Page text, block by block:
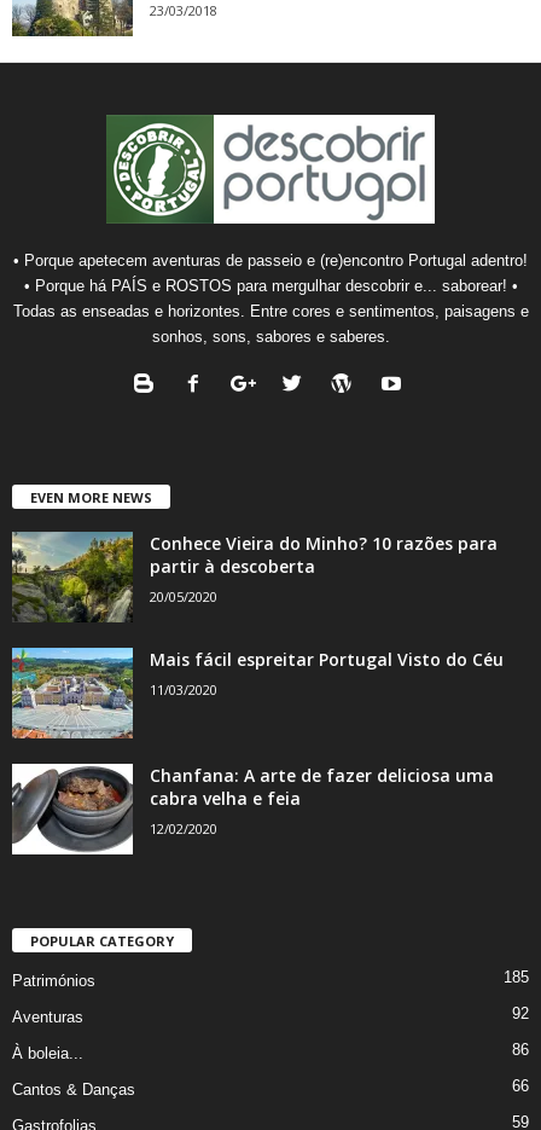
23/03/2018
• Porque apetecem aventuras de passeio e (re)encontro Portugal adentro!
• Porque há PAÍS e ROSTOS para mergulhar descobrir e... saborear! •
Todas as enseadas e horizontes. Entre cores e sentimentos, paisagens e
sonhos, sons, sabores e saberes.
EVEN MORE NEWS
Conhece Vieira do Minho? 10 razões para
partir à descoberta
20/05/2020
Mais fácil espreitar Portugal Visto do Céu
11/03/2020
Chanfana: A arte de fazer deliciosa uma
cabra velha e feia
12/02/2020
POPULAR CATEGORY
Patrimónios 185
Aventuras 92
À boleia... 86
Cantos & Danças 66
Gastrofolias 59